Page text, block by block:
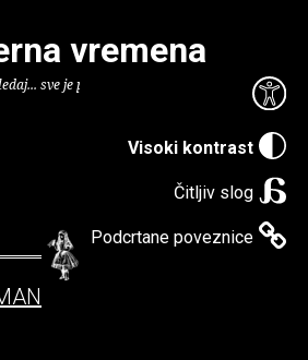
Visoki kontrast
Čitljiv slog
Podcrtane poveznice
vremena
sve je puno knjiga.